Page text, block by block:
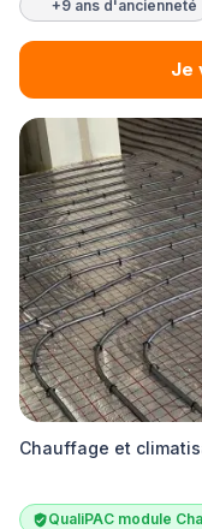
+9 ans d'ancienneté
Je
Chauffage et
QualiPAC module